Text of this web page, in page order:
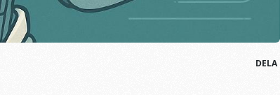
DELA